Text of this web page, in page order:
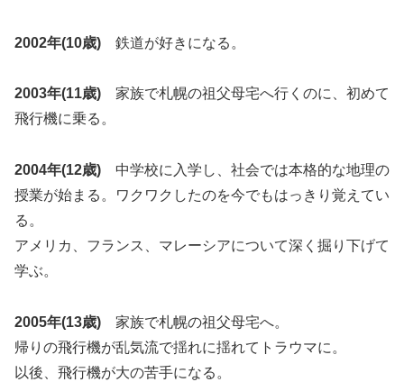
2002年(10歳) 鉄道が好きになる。
2003年(11歳) 家族で札幌の祖父母宅へ行くのに、初めて
飛行機に乗る。
2004年(12歳) 中学校に入学し、社会では本格的な地理の
授業が始まる。ワクワクしたのを今でもはっきり覚えてい
る。
アメリカ、フランス、マレーシアについて深く掘り下げて
学ぶ。
2005年(13歳) 家族で札幌の祖父母宅へ。
帰りの飛行機が乱気流で揺れに揺れてトラウマに。
以後、飛行機が大の苦手になる。